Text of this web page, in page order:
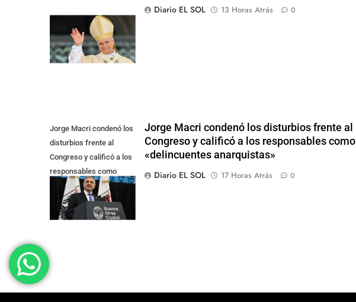
Diario EL SOL
13 Horas Atrás 0
Jorge Macri condenó los
disturbios frente al
Congreso y calificó a los
responsables como
"delincuentes
anarquistas"
Jorge Macri condenó los disturbios frente al
Congreso y calificó a los responsables como
«delincuentes anarquistas»
Diario EL SOL
17 Horas Atrás 0